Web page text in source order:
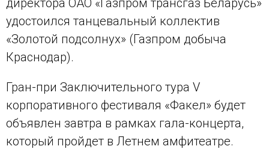
директора ОАО «Газпром трансгаз Беларусь»
удостоился танцевальный коллектив
«Золотой подсолнух» (Газпром добыча
Краснодар).
Гран-при Заключительного тура V
корпоративного фестиваля «Факел» будет
объявлен завтра в рамках гала-концерта,
который пройдет в Летнем амфитеатре.